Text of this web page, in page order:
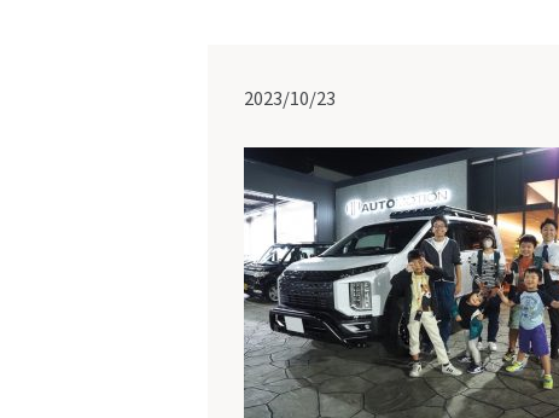
2023/10/23